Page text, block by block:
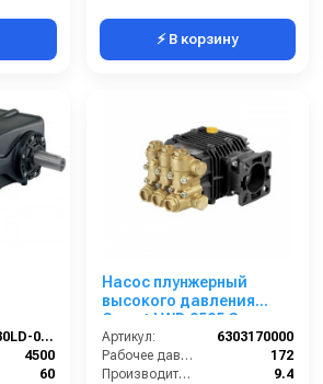
⚡ В корзину
AB0080LD-000
4500
60
Насос плунжерный
высокого давления
Comet LWD 2525 G
(9,4/172) 3400 об/мин. ø
3/4” п.в.
Артикул:
6303170000
Рабочее давление (бар):
172
Производительность (л/мин):
9.4